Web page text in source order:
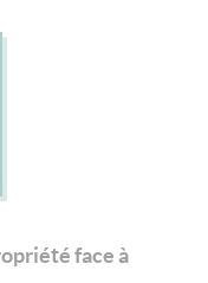
face à